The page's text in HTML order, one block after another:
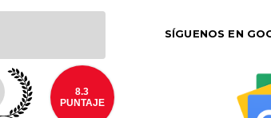
SÍGUENOS EN